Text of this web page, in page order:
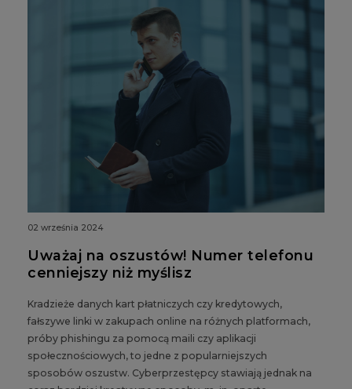
02 września 2024
Uważaj na oszustów! Numer telefonu
cenniejszy niż myślisz
Kradzieże danych kart płatniczych czy kredytowych,
fałszywe linki w zakupach online na różnych platformach,
próby phishingu za pomocą maili czy aplikacji
społecznościowych, to jedne z popularniejszych
sposobów oszustw. Cyberprzestępcy stawiają jednak na